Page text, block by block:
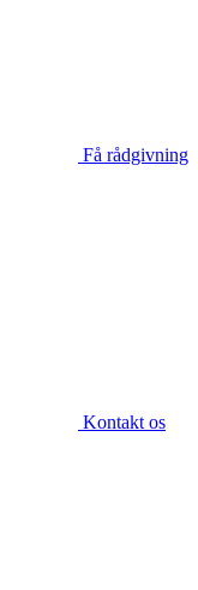
Få rådgivning
Kontakt os